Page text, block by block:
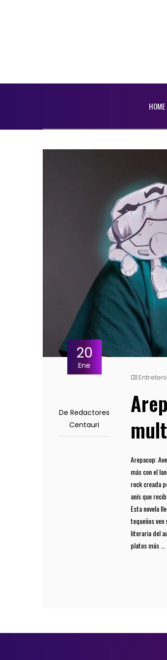
HOME
20
Ene
De Redactores
Centauri
Arepacop:
más con el
rock creada
anís que
Esta novela
tequeños
literaria del
platos más ...